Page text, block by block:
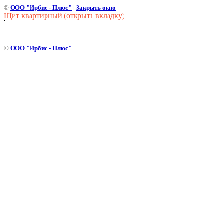
© ООО "Ирбис - Плюс" | Закрыть окно
Щит квартирный (открыть вкладку)
© ООО "Ирбис - Плюс"